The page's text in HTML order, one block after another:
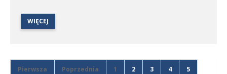
Oleksii Steblin oraz Mikołaj Szymański.
WIĘCEJ
Pierwsza Poprzednia 1 2 3 4 5